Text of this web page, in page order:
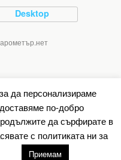
Desktop
да персонализираме
по-добро
да сърфирате в
с политиката ни за
Приемам